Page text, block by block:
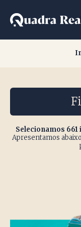
Imóveis
Selecionamos
Apresentamos